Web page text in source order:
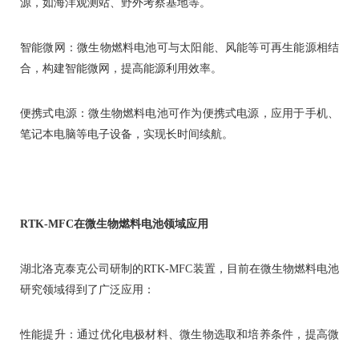
源，如海洋观测站、野外考察基地等。
智能微网：微生物燃料电池可与太阳能、风能等可再生能源相结
合，构建智能微网，提高能源利用效率。
便携式电源：微生物燃料电池可作为便携式电源，应用于手机、
笔记本电脑等电子设备，实现长时间续航。
RTK-MFC在微生物燃料电池领域应用
湖北洛克泰克公司研制的RTK-MFC装置，目前在微生物燃料电池
研究领域得到了广泛应用：
性能提升：通过优化电极材料、微生物选取和培养条件，提高微